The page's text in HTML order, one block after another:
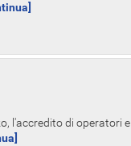
l'accredito di operatori e